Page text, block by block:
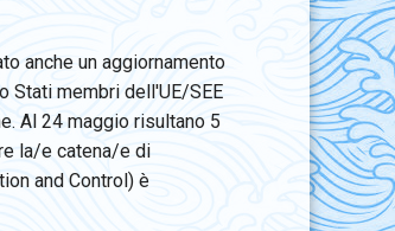
anche un aggiornamento
Stati membri dell'UE/SEE
Al 24 maggio risultano 5
la/e catena/e di
and Control) è